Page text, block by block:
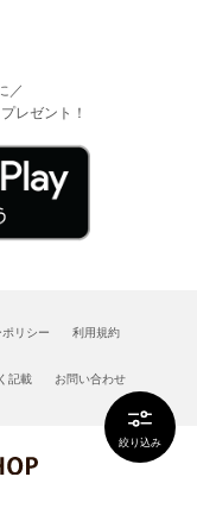
絞り込み
／
レゼント！
リシー 利用規約
記載 お問い合わせ